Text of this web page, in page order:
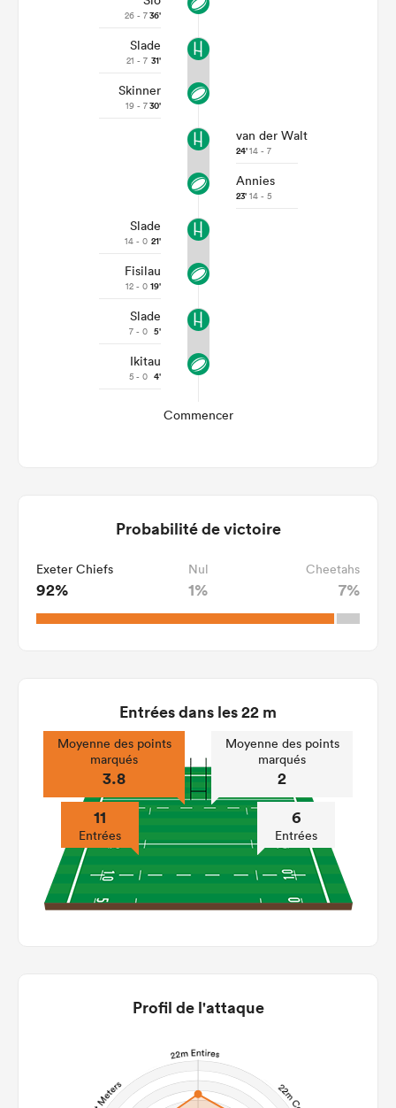
26 - 736'
Slade
21 - 7 31'
Skinner
19 - 730'
van der Walt
24'14 - 7
Annies
23' 14 - 5
Slade
14 - 0 21'
Fisilau
12 - 0 19'
Slade
7 - 0 5'
Ikitau
5 - 0 4'
Commencer
Probabilité de victoire
Exeter Chiefs
92%
Nul
1%
Cheetahs
7%
Entrées dans les 22 m
Moyenne des points
marqués
3.8
11
Entrées
Moyenne des points
marqués
2
6
Entrées
Profil de l'attaque